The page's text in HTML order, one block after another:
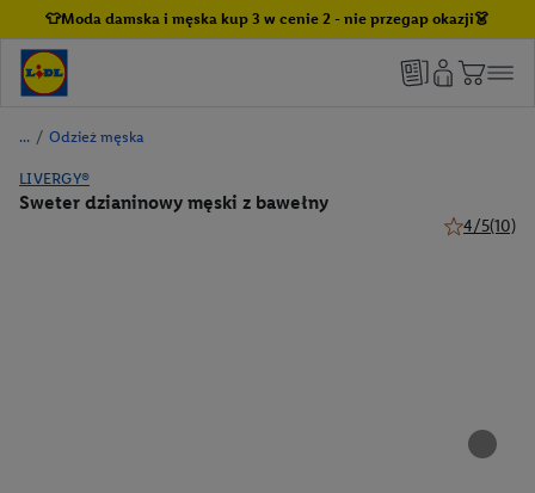
👕Moda damska i męska kup 3 w cenie 2 - nie przegap okazji👗
/ Odzież męska
LIVERGY®
Sweter dzianinowy męski z bawełny
4/5(10)